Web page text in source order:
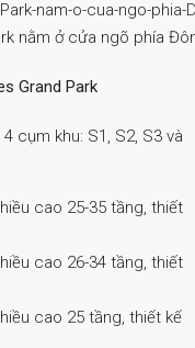
nằm ở cửa ngõ phía
Grand Park
cụm khu: S1, S2, S3 và
cao 25-35 tầng, thiết
cao 26-34 tầng, thiết
cao 25 tầng, thiết kế